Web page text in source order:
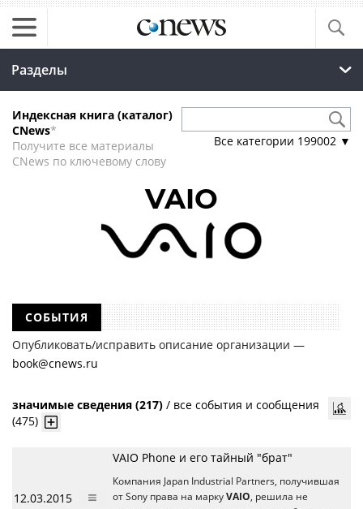
Разделы
Индексная книга (каталог)
CNews*
Получите все материалы
CNews по ключевому слову
Все категории 199002 ▼
VAIO
СОБЫТИЯ
Опубликовать/исправить описание организации —
book@cnews.ru
значимые сведения (217) / все события и сообщения
(475)
12.03.2015
VAIO Phone и его тайный "брат"
Компания Japan Industrial Partners, получившая
от Sony права на марку VAIO, решила не